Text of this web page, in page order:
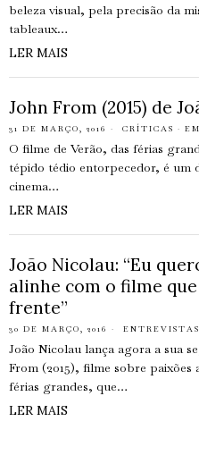
beleza visual, pela precisão da
tableaux…
LER MAIS
John From (2015) de
31 DE MARÇO, 2016 CRÍTICAS ·
O filme de Verão, das férias
tépido tédio entorpecedor, é um
cinema…
LER MAIS
João Nicolau: “Eu
alinhe com o filme
frente”
30 DE MARÇO, 2016 ENTREVISTAS
João Nicolau lança agora a sua
From (2015), filme sobre paixões
férias grandes, que…
LER MAIS